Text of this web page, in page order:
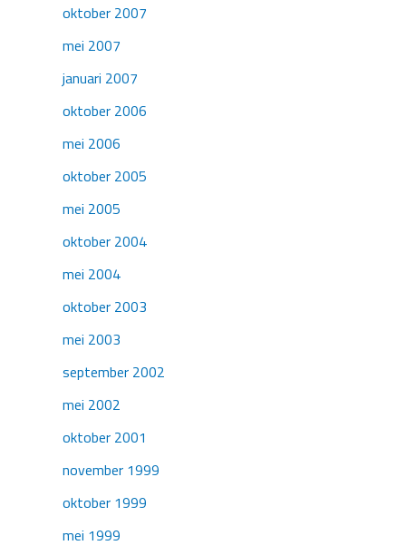
oktober 2007
mei 2007
januari 2007
oktober 2006
mei 2006
oktober 2005
mei 2005
oktober 2004
mei 2004
oktober 2003
mei 2003
september 2002
mei 2002
oktober 2001
november 1999
oktober 1999
mei 1999